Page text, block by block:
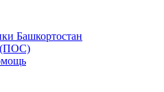
Башкортостан
(ПОС)